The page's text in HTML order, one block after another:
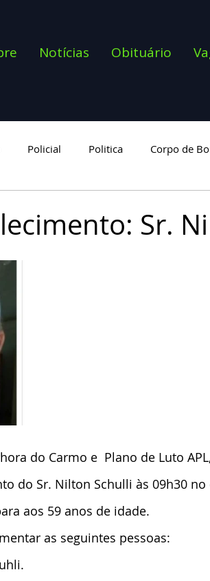
Notícias Obituário
Policial Politica Corpo de
Sr.
do Carmo e  Plano de Luto
do Sr. Nilton Schulli às 09h30 no
aos 59 anos de idade.
as seguintes pessoas: